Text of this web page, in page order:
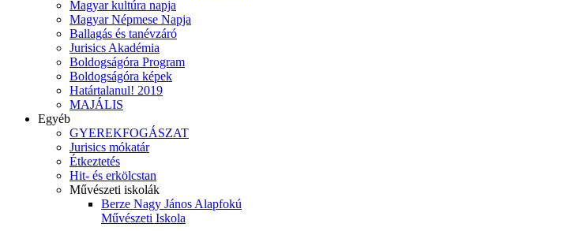
Magyar kultúra napja
Magyar Népmese Napja
Ballagás és tanévzáró
Jurisics Akadémia
Boldogságóra Program
Boldogságóra képek
Határtalanul! 2019
MAJÁLIS
Egyéb
GYEREKFOGÁSZAT
Jurisics mókatár
Étkeztetés
Hit- és erkölcstan
Művészeti iskolák
Berze Nagy János Alapfokú
Művészeti Iskola